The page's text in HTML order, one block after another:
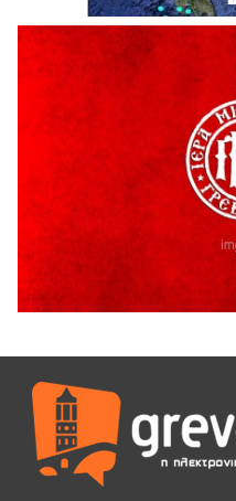
6 Αυγούστου 2026
H παραδοχή λαθών είναι
5 Αυγούστου 2026
Ο ΑΝΔΡΕΑΣ ΑΣΛΑΝΙΔΗΣ
ΓΡΕΒΕΝΩΝ
5 Αυγούστου 2026
Ευχαριστήριο
Παρασχάκη Αθανάσιο
5 Αυγούστου 2026
Διακοπή υδροδότησης
5 Αυγούστου 2026
Θερινό Σινεμά στο πλαίσιο
Καλοκαιριού 2026» με την
Ανάσες».
5 Αυγούστου 2026